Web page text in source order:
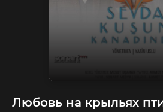
Любовь на крыльях